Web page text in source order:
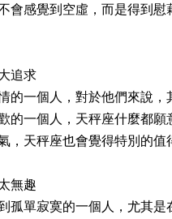
會感覺到空虛，而是得到
追求
一個人，對於他們來說，
的一個人，天秤座什麼都願
，天秤座也會覺得特別的值
無趣
單寂寞的一個人，尤其是